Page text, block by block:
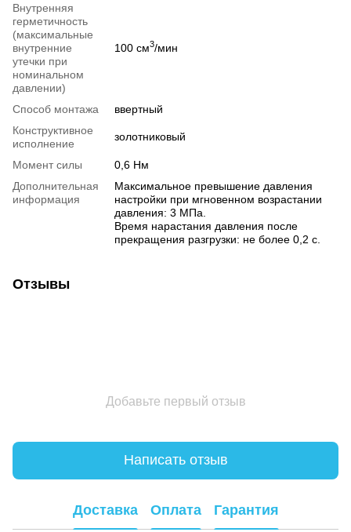
Внутренняя
герметичность
(максимальные
внутренние
утечки при
номинальном
давлении)
100 см3/мин
Способ монтажа
ввертный
Конструктивное
исполнение
золотниковый
Момент силы
0,6 Нм
Дополнительная
информация
Максимальное превышение давления
настройки при мгновенном возрастании
давления: 3 МПа.
Время нарастания давления после
прекращения разгрузки: не более 0,2 с.
Отзывы
Добавьте первый отзыв
Написать отзыв
Доставка Оплата Гарантия